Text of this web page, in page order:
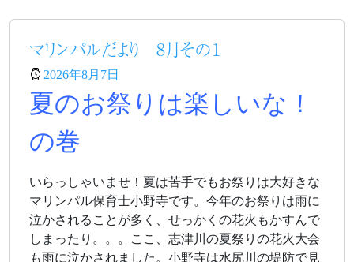
マリンパルだより 8月その１
2026年8月7日
夏のお祭りは楽しいな！
の巻
いらっしゃいませ！夏は苦手でもお祭りは大好きな
マリンパル保育士小野寺です。今年のお祭りは雨に
泣かされることが多く、せっかくの花火もかすんで
しまったり。。。ここ、志津川の夏祭りの花火大会
も雨に泣かされました。小野寺は水尻川の堤防で見